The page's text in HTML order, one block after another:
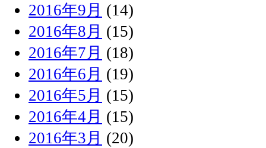
2016年9月 (14)
2016年8月 (15)
2016年7月 (18)
2016年6月 (19)
2016年5月 (15)
2016年4月 (15)
2016年3月 (20)